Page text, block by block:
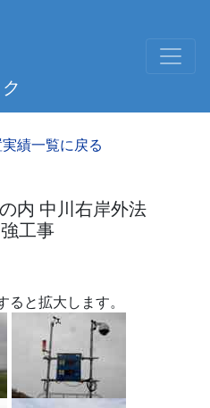
績一覧に戻る
内 中川右岸外法
工事
と拡大します。